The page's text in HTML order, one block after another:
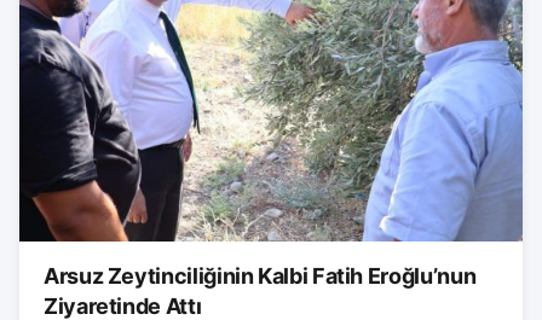
Arsuz Zeytinciliğinin Kalbi Fatih Eroğlu’nun
Ziyaretinde Attı